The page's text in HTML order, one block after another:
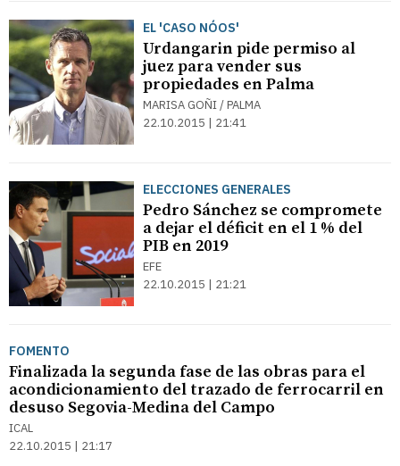
EL 'CASO NÓOS'
Urdangarin pide permiso al
juez para vender sus
propiedades en Palma
MARISA GOÑI / PALMA
22.10.2015 | 21:41
ELECCIONES GENERALES
Pedro Sánchez se compromete
a dejar el déficit en el 1 % del
PIB en 2019
EFE
22.10.2015 | 21:21
FOMENTO
Finalizada la segunda fase de las obras para el
acondicionamiento del trazado de ferrocarril en
desuso Segovia-Medina del Campo
ICAL
22.10.2015 | 21:17